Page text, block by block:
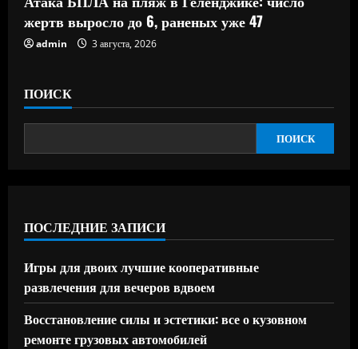
жертв выросло до 6, раненых уже 47
admin 3 августа, 2026
ПОИСК
ПОИСК
ПОСЛЕДНИЕ ЗАПИСИ
Игры для двоих лучшие кооперативные
развлечения для вечеров вдвоем
Восстановление силы и эстетики: все о кузовном
ремонте грузовых автомобилей